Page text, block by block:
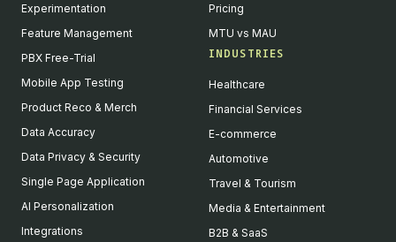
Experimentation
Feature Management
PBX Free-Trial
Mobile App Testing
Product Reco & Merch
Data Accuracy
Data Privacy & Security
Single Page Application
AI Personalization
Integrations
Pricing
MTU vs MAU
INDUSTRIES
Healthcare
Financial Services
E-commerce
Automotive
Travel & Tourism
Media & Entertainment
B2B & SaaS